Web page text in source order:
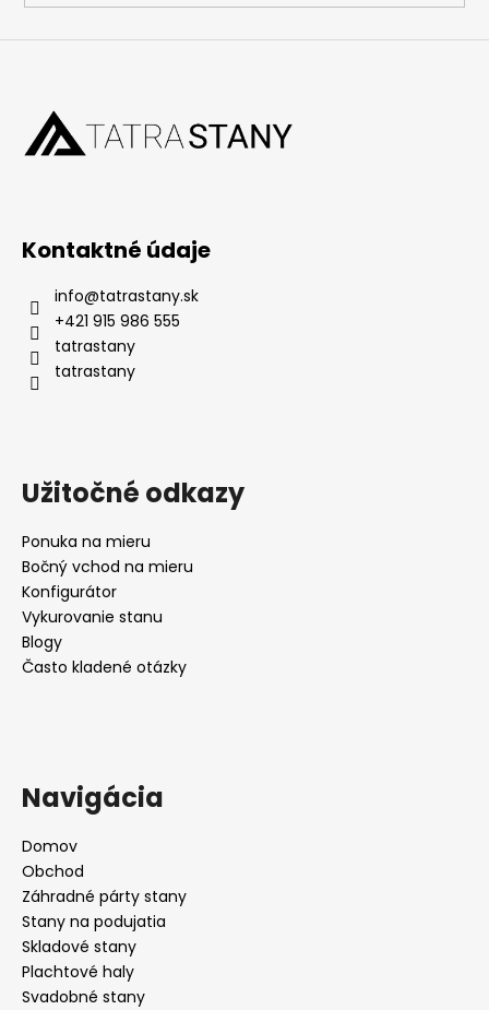
Kontaktné údaje
info@tatrastany.sk
+421 915 986 555
tatrastany
tatrastany
Užitočné odkazy
Ponuka na mieru
Bočný vchod na mieru
Konfigurátor
Vykurovanie stanu
Blogy
Často kladené otázky
Navigácia
Domov
Obchod
Záhradné párty stany
Stany na podujatia
Skladové stany
Plachtové haly
Svadobné stany